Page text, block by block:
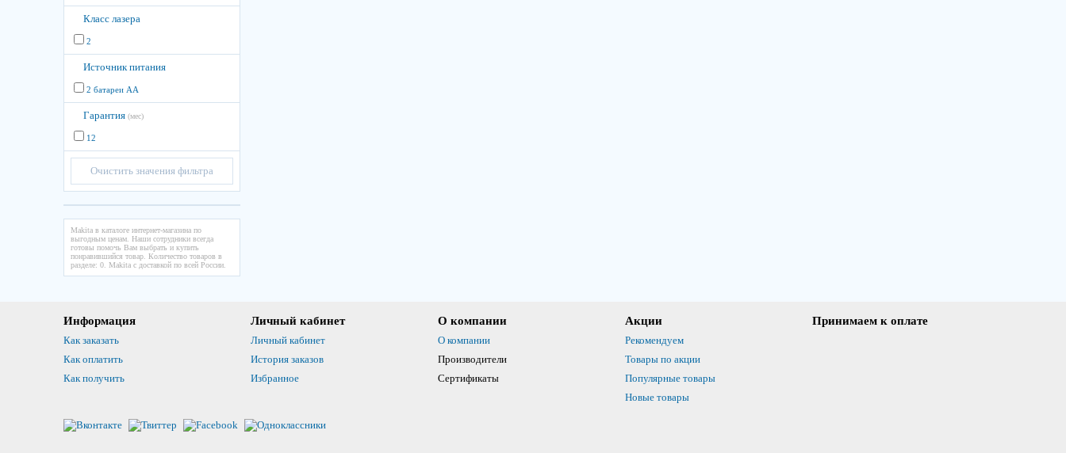
Класс лазера
2
Источник питания
2 батареи AA
Гарантия (мес)
12
Очистить значения фильтра
Makita в каталоге интернет-магазина по
выгодным ценам. Наши сотрудники всегда
готовы помочь Вам выбрать и купить
понравившийся товар. Количество товаров в
разделе: 0. Makita с доставкой по всей России.
Информация
Как заказать
Как оплатить
Как получить
Личный кабинет
Личный кабинет
История заказов
Избранное
О компании
О компании
Производители
Сертификаты
Акции
Рекомендуем
Товары по акции
Популярные товары
Новые товары
Принимаем к оплате